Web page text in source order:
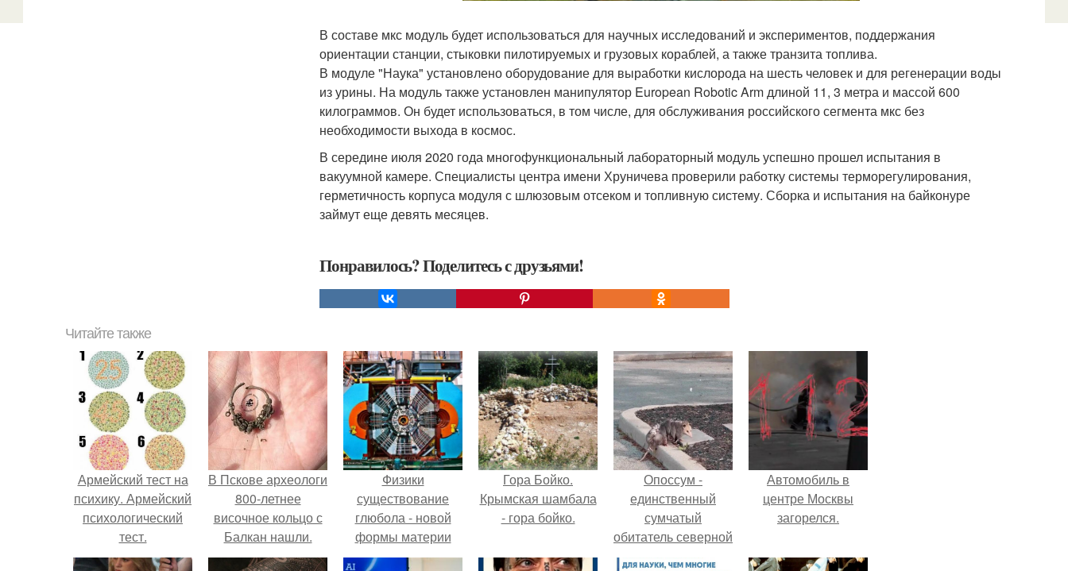
В составе мкс модуль будет использоваться для научных исследований и экспериментов, поддержания
ориентации станции, стыковки пилотируемых и грузовых кораблей, а также транзита топлива.
В модуле "Наука" установлено оборудование для выработки кислорода на шесть человек и для регенерации воды
из урины. На модуль также установлен манипулятор European Robotic Arm длиной 11, 3 метра и массой 600
килограммов. Он будет использоваться, в том числе, для обслуживания российского сегмента мкс без
необходимости выхода в космос.
В середине июля 2020 года многофункциональный лабораторный модуль успешно прошел испытания в
вакуумной камере. Специалисты центра имени Хруничева проверили работку системы терморегулирования,
герметичность корпуса модуля с шлюзовым отсеком и топливную систему. Сборка и испытания на байконуре
займут еще девять месяцев.
Понравилось? Поделитесь с друзьями!
Читайте также
Армейский тест на
психику. Армейский
психологический
тест.
В Пскове археологи
800-летнее
височное кольцо с
Балкан нашли.
Физики
существование
глюбола - новой
формы материи
подтвердили.
Гора Бойко.
Крымская шамбала
- гора бойко.
Опоссум -
единственный
сумчатый
обитатель северной
Автомобиль в
центре Москвы
загорелся.